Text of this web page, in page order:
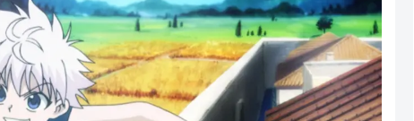
Powered by livedoor 相互RSS